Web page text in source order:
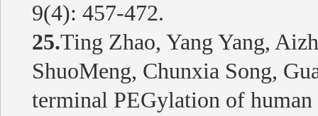
9(4): 457-472.
25.Ting Zhao, Yang Yang,
ShuoMeng, Chunxia Song,
terminal PEGylation of